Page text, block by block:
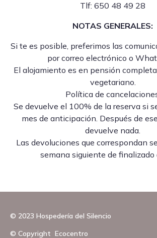
Tlf: 650 48 49 28
NOTAS GENERALES:
Si te es posible, preferimos las
por correo electrónico o
El alojamiento es en pensión
vegetariano.
Política de
Se devuelve el 100% de la reserva si
mes de anticipación. Después de
devuelve nada.
Las devoluciones que correspondan
semana siguiente de finalizado
© 2023 Hospedería del Silencio
© Copyright Ecocentro